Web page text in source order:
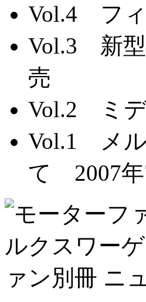
Vol.4 フィ
Vol.3 新型
売
Vol.2 ミ
Vol.1 メ
て 2007年